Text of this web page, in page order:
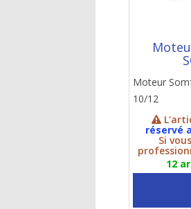
Moteur
10/12
réservé
Si
12